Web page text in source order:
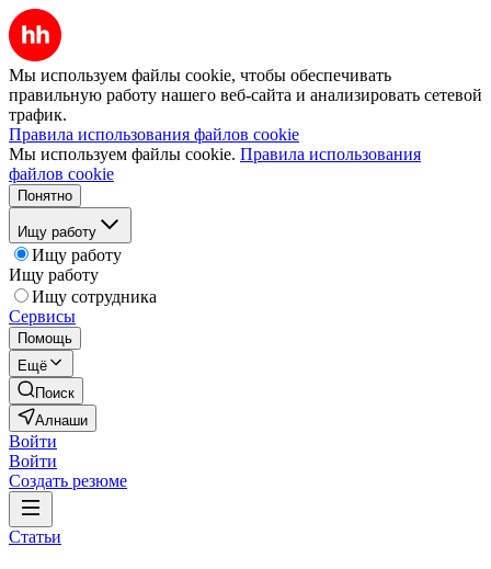
Мы используем файлы cookie, чтобы обеспечивать
правильную работу нашего веб-сайта и анализировать сетевой
трафик.
Правила использования файлов cookie
Мы используем файлы cookie. Правила использования
файлов cookie
Понятно
Ищу работу
Ищу работу
Ищу работу
Ищу сотрудника
Сервисы
Помощь
Ещё
Поиск
Алнаши
Войти
Войти
Создать резюме
Статьи